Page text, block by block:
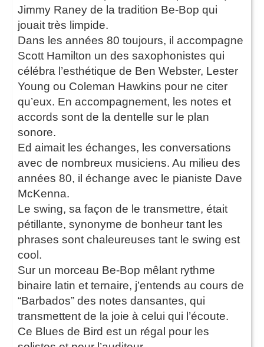
Jimmy Raney de la tradition Be-Bop qui
jouait très limpide.
Dans les années 80 toujours, il accompagne
Scott Hamilton un des saxophonistes qui
célébra l’esthétique de Ben Webster, Lester
Young ou Coleman Hawkins pour ne citer
qu’eux. En accompagnement, les notes et
accords sont de la dentelle sur le plan
sonore.
Ed aimait les échanges, les conversations
avec de nombreux musiciens. Au milieu des
années 80, il échange avec le pianiste Dave
McKenna.
Le swing, sa façon de le transmettre, était
pétillante, synonyme de bonheur tant les
phrases sont chaleureuses tant le swing est
cool.
Sur un morceau Be-Bop mêlant rythme
binaire latin et ternaire, j’entends au cours de
“Barbados” des notes dansantes, qui
transmettent de la joie à celui qui l’écoute.
Ce Blues de Bird est un régal pour les